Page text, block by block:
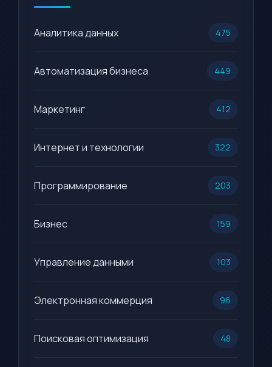
Аналитика данных 475
Автоматизация бизнеса 449
Маркетинг 412
Интернет и технологии 322
Программирование 203
Бизнес 159
Управление данными 103
Электронная коммерция 96
Поисковая оптимизация 48